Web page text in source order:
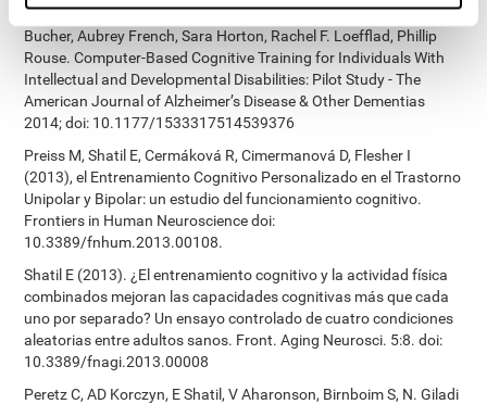
James Siberski, Evelyn Shatil, Carol Siberski, Margie Eckroth-
Bucher, Aubrey French, Sara Horton, Rachel F. Loefflad, Phillip
Rouse. Computer-Based Cognitive Training for Individuals With
Intellectual and Developmental Disabilities: Pilot Study - The
American Journal of Alzheimer’s Disease & Other Dementias
2014; doi: 10.1177/1533317514539376
Preiss M, Shatil E, Cermáková R, Cimermanová D, Flesher I
(2013), el Entrenamiento Cognitivo Personalizado en el Trastorno
Unipolar y Bipolar: un estudio del funcionamiento cognitivo.
Frontiers in Human Neuroscience doi:
10.3389/fnhum.2013.00108.
Shatil E (2013). ¿El entrenamiento cognitivo y la actividad física
combinados mejoran las capacidades cognitivas más que cada
uno por separado? Un ensayo controlado de cuatro condiciones
aleatorias entre adultos sanos. Front. Aging Neurosci. 5:8. doi:
10.3389/fnagi.2013.00008
Peretz C, AD Korczyn, E Shatil, V Aharonson, Birnboim S, N. Giladi